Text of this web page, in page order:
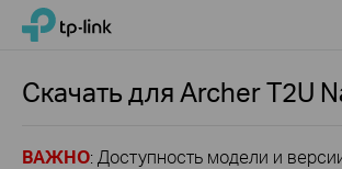
Click
navigation
TP-Link, Reliably Smart
Скачать дляArcher T2U
ВАЖНО: Доступность модели и